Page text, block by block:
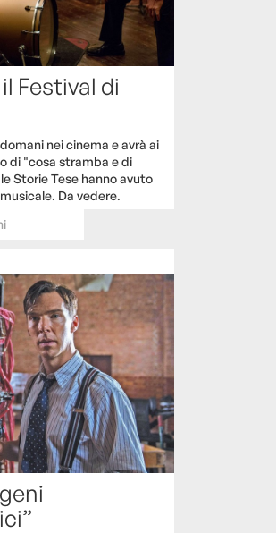
il Festival di
nei cinema e avrà ai
di "cosa stramba e di
Storie Tese hanno avuto
Da vedere.